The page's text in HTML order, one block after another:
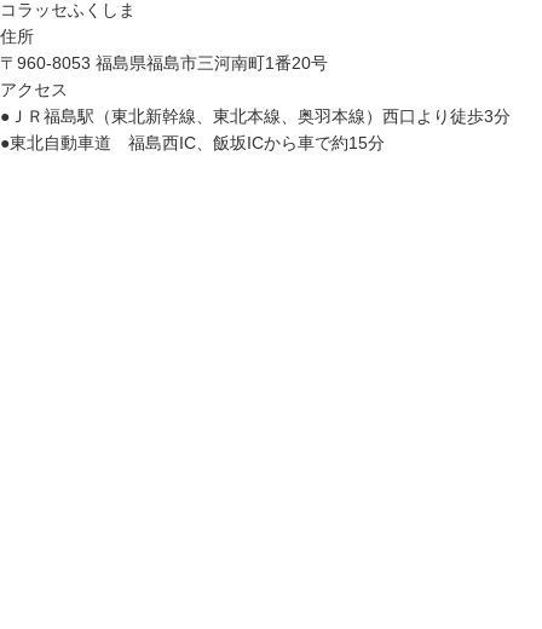
コラッセふくしま
住所
〒960-8053 福島県福島市三河南町1番20号
アクセス
●ＪＲ福島駅（東北新幹線、東北本線、奥羽本線）西口より徒歩3分
●東北自動車道 福島西IC、飯坂ICから車で約15分